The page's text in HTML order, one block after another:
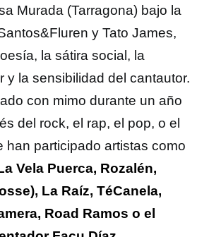
Murada (Tarragona) bajo la
y Tato James,
la sátira social, la
y la sensibilidad del cantautor.
con mimo durante un año
del rock, el rap, el pop, o el
han participado artistas como
Vela Puerca, Rozalén,
La Raíz, TéCanela,
Road Ramos o el